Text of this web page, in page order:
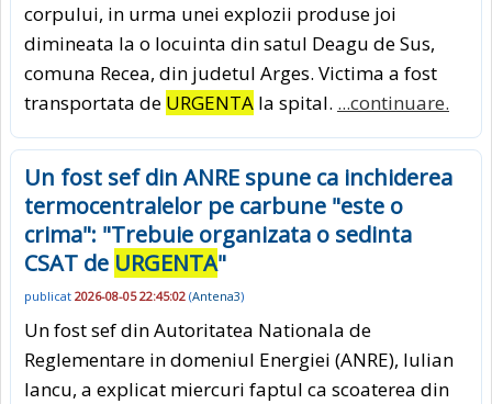
corpului, in urma unei explozii produse joi
dimineata la o locuinta din satul Deagu de Sus,
comuna Recea, din judetul Arges. Victima a fost
transportata de URGENTA la spital. ...continuare.
Un fost sef din ANRE spune ca inchiderea
termocentralelor pe carbune "este o
crima": "Trebuie organizata o sedinta
CSAT de URGENTA"
publicat 2026-08-05 22:45:02 (Antena3)
Un fost sef din Autoritatea Nationala de
Reglementare in domeniul Energiei (ANRE), Iulian
Iancu, a explicat miercuri faptul ca scoaterea din